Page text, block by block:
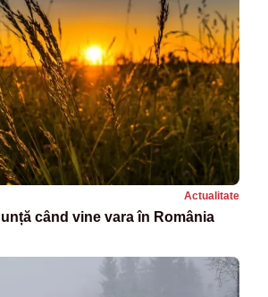
Actualitate
când vine vara în România